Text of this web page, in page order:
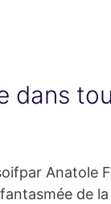
dans
Anatole
de